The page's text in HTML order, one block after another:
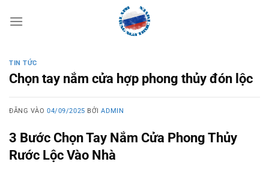
qua
TIN TỨC
Chọn tay nắm cửa hợp phong thủy đón lộc
ĐĂNG VÀO04/09/2025 BỞIADMIN
3 Bước Chọn Tay Nắm Cửa Phong Thủy
Rước Lộc Vào Nhà